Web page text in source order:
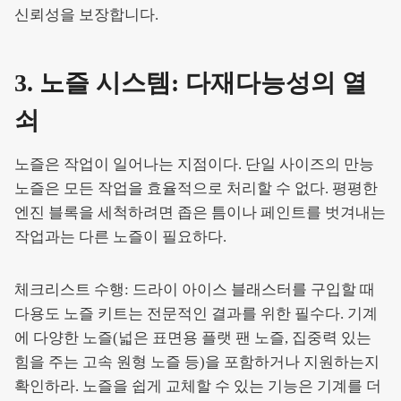
신뢰성을 보장합니다.
3. 노즐 시스템: 다재다능성의 열
쇠
노즐은 작업이 일어나는 지점이다. 단일 사이즈의 만능
노즐은 모든 작업을 효율적으로 처리할 수 없다. 평평한
엔진 블록을 세척하려면 좁은 틈이나 페인트를 벗겨내는
작업과는 다른 노즐이 필요하다.
체크리스트 수행: 드라이 아이스 블래스터를 구입할 때
다용도 노즐 키트는 전문적인 결과를 위한 필수다. 기계
에 다양한 노즐(넓은 표면용 플랫 팬 노즐, 집중력 있는
힘을 주는 고속 원형 노즐 등)을 포함하거나 지원하는지
확인하라. 노즐을 쉽게 교체할 수 있는 기능은 기계를 더